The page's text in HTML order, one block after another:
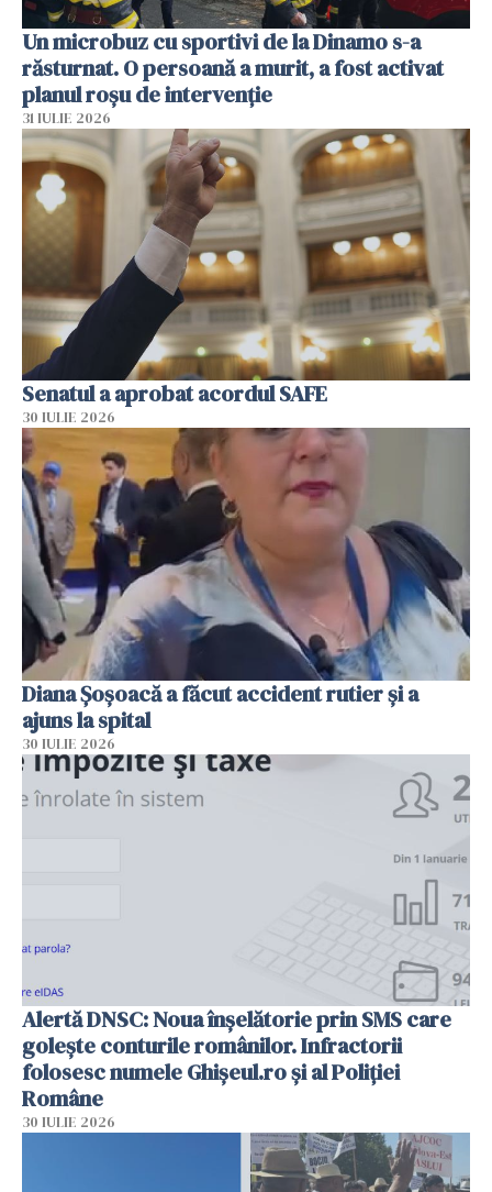
Un microbuz cu sportivi de la Dinamo s-a
răsturnat. O persoană a murit, a fost activat
planul roșu de intervenție
31 IULIE 2026
Senatul a aprobat acordul SAFE
30 IULIE 2026
Diana Șoșoacă a făcut accident rutier și a
ajuns la spital
30 IULIE 2026
Alertă DNSC: Noua înșelătorie prin SMS care
golește conturile românilor. Infractorii
folosesc numele Ghișeul.ro și al Poliției
Române
30 IULIE 2026